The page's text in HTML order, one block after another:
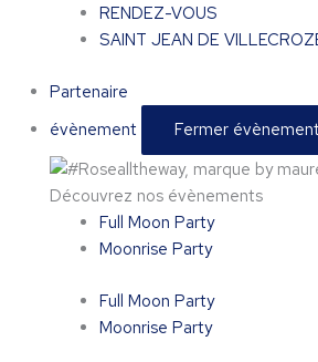
RENDEZ-VOUS
SAINT JEAN DE
Partenaire
évènement
Fermer évènement
Découvrez nos évènements
Full Moon Party
Moonrise Party
Full Moon Party
Moonrise Party